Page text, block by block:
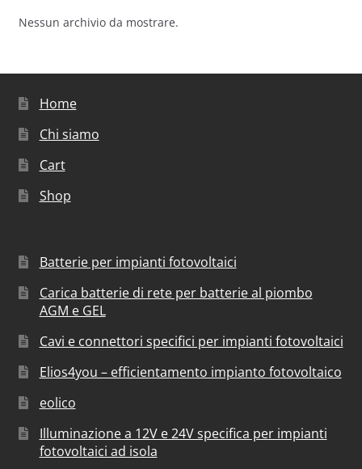
Nessun archivio da mostrare.
Home
Chi siamo
Cart
Shop
Batterie per impianti fotovoltaici
Carica batterie di rete per batterie al piombo
AGM e GEL
Cavi e connettori specifici per impianti fotovoltaici
Elios4you – efficientamento impianto fotovoltaico
eolico
Illuminazione a 12V e 24V specifica per impianti
fotovoltaici ad isola